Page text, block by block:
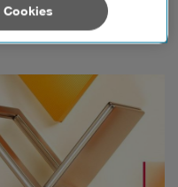
in den USA)
EU-konformen
wirksamen
die ein ähnliches
Union aufweisen
wie europäische
Cookies